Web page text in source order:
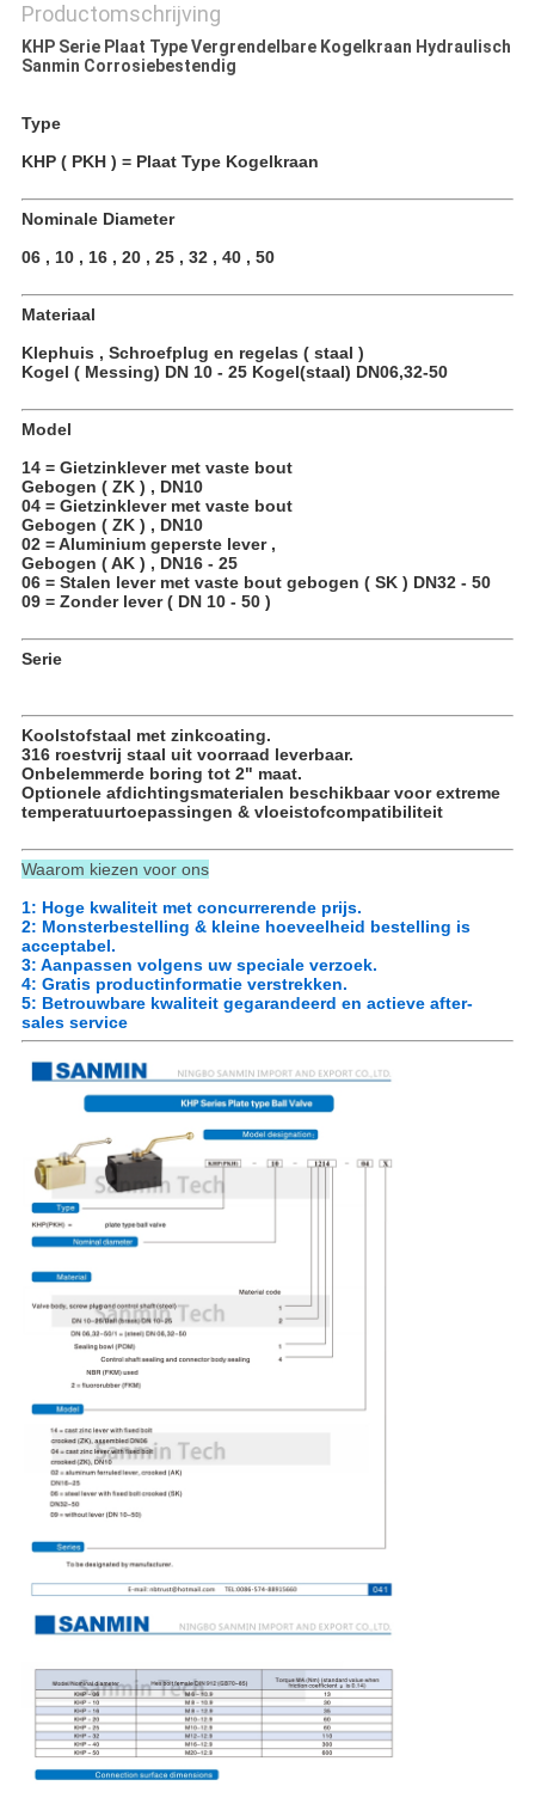
Productomschrijving
KHP Serie Plaat Type Vergrendelbare Kogelkraan Hydraulisch
Sanmin Corrosiebestendig
Type
KHP ( PKH ) = Plaat Type Kogelkraan
Nominale Diameter
06 , 10 , 16 , 20 , 25 , 32 , 40 , 50
Materiaal
Klephuis , Schroefplug en regelas ( staal )
Kogel ( Messing) DN 10 - 25 Kogel(staal) DN06,32-50
Model
14 = Gietzinklever met vaste bout
Gebogen ( ZK ) , DN10
04 = Gietzinklever met vaste bout
Gebogen ( ZK ) , DN10
02 = Aluminium geperste lever ,
Gebogen ( AK ) , DN16 - 25
06 = Stalen lever met vaste bout gebogen ( SK ) DN32 - 50
09 = Zonder lever ( DN 10 - 50 )
Serie
Koolstofstaal met zinkcoating.
316 roestvrij staal uit voorraad leverbaar.
Onbelemmerde boring tot 2" maat.
Optionele afdichtingsmaterialen beschikbaar voor extreme
temperatuurtoepassingen & vloeistofcompatibiliteit
Waarom kiezen voor ons
1: Hoge kwaliteit met concurrerende prijs.
2: Monsterbestelling & kleine hoeveelheid bestelling is
acceptabel.
3: Aanpassen volgens uw speciale verzoek.
4: Gratis productinformatie verstrekken.
5: Betrouwbare kwaliteit gegarandeerd en actieve after-
sales service